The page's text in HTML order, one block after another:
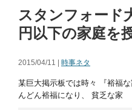
スタンフォード
円以下の家庭を
2015/04/11 | 時事ネタ
某巨大掲示板では時々 『裕福
んどん裕福になり、 貧乏な家